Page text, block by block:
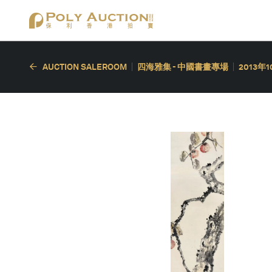
AUCTION SALEROOM 四海雅集 - 中國書畫專場 2013年